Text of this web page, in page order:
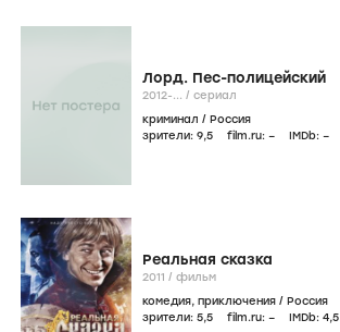
Лорд. Пес-полицейский
2012-... / сериал
криминал / Россия
зрители: 9,5 film.ru: – IMDb: –
Реальная сказка
2011 / фильм
комедия, приключения / Россия
зрители: 5,5 film.ru: – IMDb: 4,5